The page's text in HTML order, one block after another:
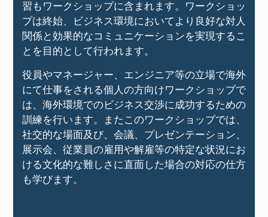
習もワークショップに含まれます。ワークショッ
プは終始、ビジネス環境においてより良好な対人
関係と効果的なコミュニケーションを実現するこ
とを目的として行われます。
役員やマネージャー、エンジニア等の立場で海外
にて仕事をされる個人の方向けワークショップで
は、海外環境でのビジネス交渉に成功するための
訓練を行います。またこのワークショップでは、
社交的な場面及び、会議、プレゼンテーション、
展示会、従業員の雇用や解雇等の特定な状況にお
ける文化的な難しさに直面した場合の対応の仕方
も学びます。